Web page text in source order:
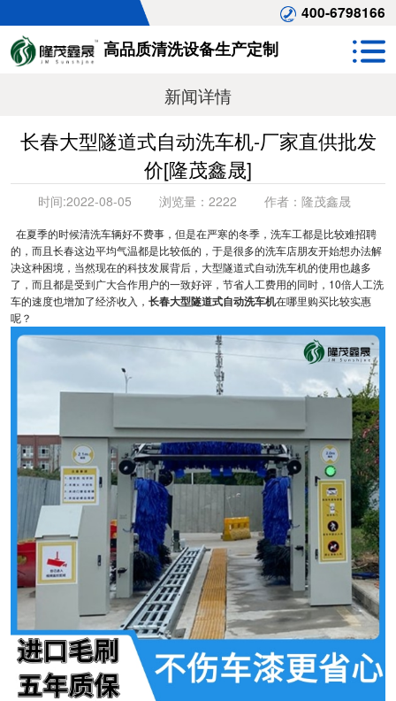
400-6798166
高品质清洗设备生产定制
新闻详情
长春大型隧道式自动洗车机-厂家直供批发
价[隆茂鑫晟]
时间:2022-08-05 浏览量： 2222 作者： 隆茂鑫晟
在夏季的时候清洗车辆好不费事，但是在严寒的冬季，洗车工都是比较难招聘
的，而且长春这边平均气温都是比较低的，于是很多的洗车店朋友开始想办法解
决这种困境，当然现在的科技发展背后，大型隧道式自动洗车机的使用也越多
了，而且都是受到广大合作用户的一致好评，节省人工费用的同时，10倍人工洗
车的速度也增加了经济收入， 长春大型隧道式自动洗车机在哪里购买比较实惠
呢？